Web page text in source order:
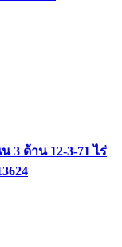
ด้าน 12-3-71 ไร่